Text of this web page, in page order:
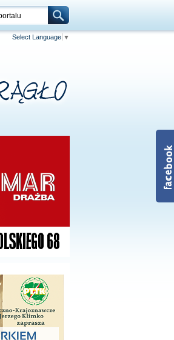
Select Language ▼